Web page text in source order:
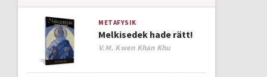
METAFYSIK
Melkisedek hade rätt!
Author
V.M. Kwen Khan Khu